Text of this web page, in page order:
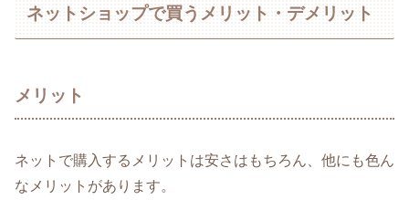
ネットショップで買うメリット・デメリット
メリット
ネットで購入するメリットは安さはもちろん、他にも色ん
なメリットがあります。